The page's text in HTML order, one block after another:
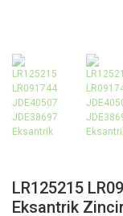
LR125215
Eksantrik